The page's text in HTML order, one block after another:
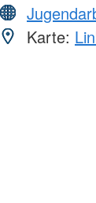
Karte: